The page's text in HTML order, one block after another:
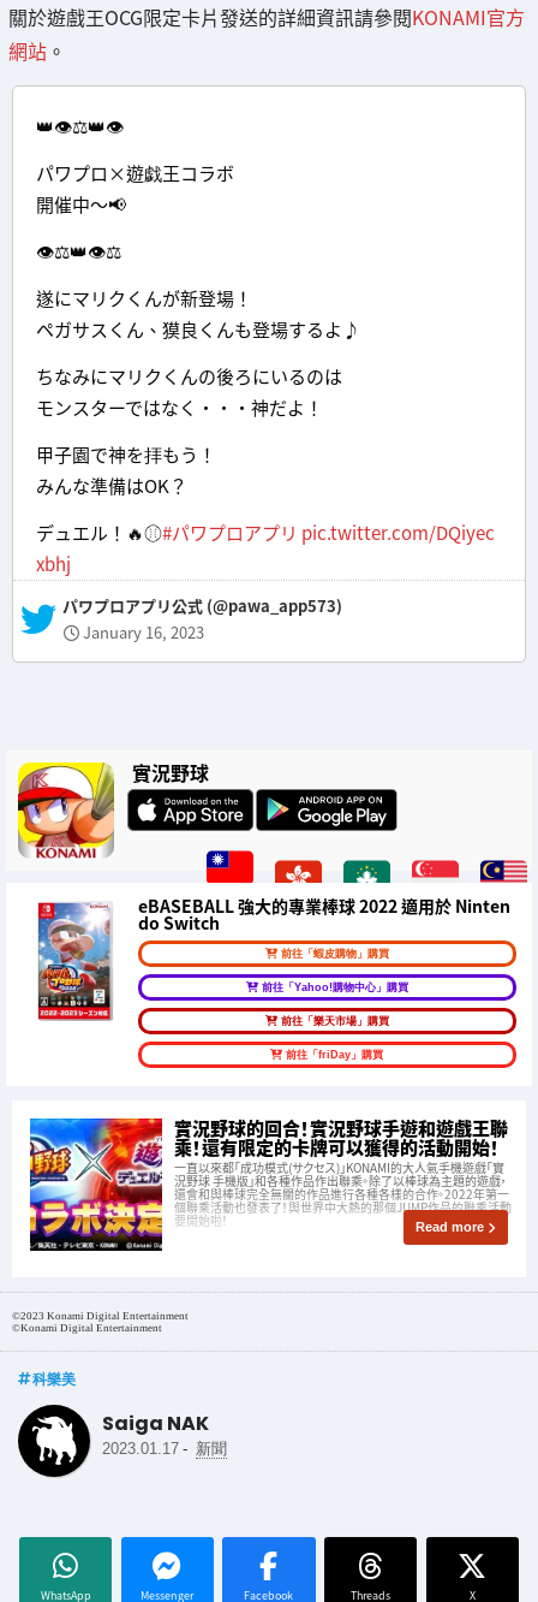
關於遊戲王OCG限定卡片發送的詳細資訊請參閱KONAMI官方
網站 。
👑👁⚖👑👁
パワプロ×遊戯王コラボ
開催中～📢
👁⚖👑👁⚖
遂にマリクくんが新登場！
ペガサスくん、獏良くんも登場するよ♪
ちなみにマリクくんの後ろにいるのは
モンスターではなく・・・神だよ！
甲子園で神を拝もう！
みんな準備はOK？
デュエル！🔥⚾#パワプロアプリ pic.twitter.com/DQiyec
xbhj
— パワプロアプリ公式 (@pawa_app573)
January 16, 2023
實況野球
eBASEBALL 強大的專業棒球 2022 適用於 Ninten
do Switch
前往「蝦皮購物」購買
前往「Yahoo!購物中心」購買
前往「樂天市場」購買
前往「friDay」購買
實況野球的回合！實況野球手遊和遊戲王聯
乘！還有限定的卡牌可以獲得的活動開始！
一直以來都「成功模式(サクセス)」KONAMI的大人氣手機遊戲「實
況野球 手機版」和各種作品作出聯乘。除了以棒球為主題的遊戲，
還會和與棒球完全無關的作品進行各種各樣的合作。2022年第一
個聯乘活動也發表了！與世界中大熱的那個JUMP作品的聯乘活動
要開始啦！ Read more
©2023 Konami Digital Entertainment
©Konami Digital Entertainment
科樂美
Saiga NAK
2023.01.17 - 新聞
WhatsApp Messenger Facebook Threads X